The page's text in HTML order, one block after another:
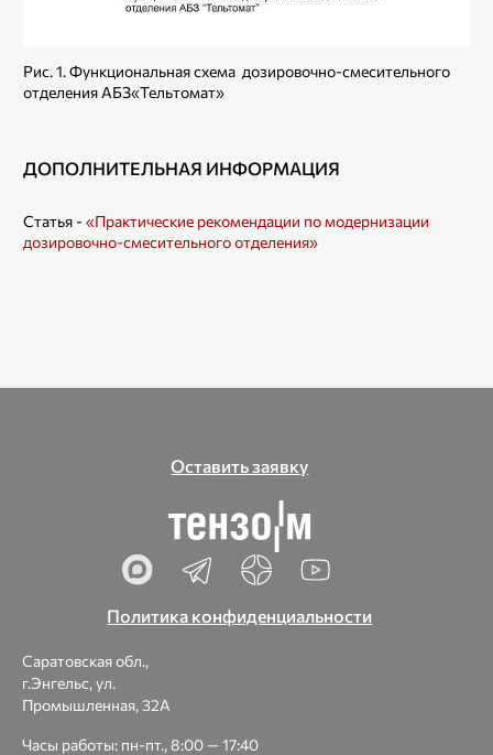
Рис. 1. Функциональная схема дозировочно-смесительного
отделения АБЗ«Тельтомат»
ДОПОЛНИТЕЛЬНАЯ ИНФОРМАЦИЯ
Статья - «Практические рекомендации по модернизации
дозировочно-смесительного отделения»
Оставить заявку
Политика конфиденциальности
Саратовская обл.,
г.Энгельс, ул.
Промышленная, 32А
Часы работы: пн-пт., 8:00 — 17:40